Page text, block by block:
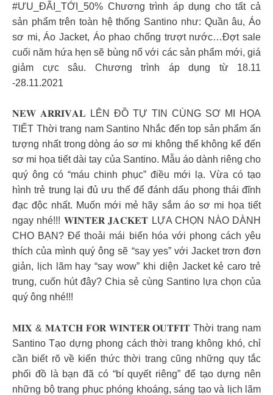
#ƯU_ĐÃI_TỚI_50% Chương trình áp dụng cho tất cả
sản phẩm trên toàn hệ thống Santino như: Quần âu, Áo
sơ mi, Áo Jacket, Áo phao chống trượt nước…Đợt sale
cuối năm hứa hẹn sẽ bùng nổ với các sản phẩm mới, giá
giảm cực sâu. Chương trình áp dụng từ 18.11
-28.11.2021
𝐍𝐄𝐖 𝐀𝐑𝐑𝐈𝐕𝐀𝐋 LÊN ĐỒ TỰ TIN CÙNG SƠ MI HỌA
TIẾT Thời trang nam Santino Nhắc đến top sản phẩm ấn
tượng nhất trong dòng áo sơ mi không thể không kể đến
sơ mi họa tiết dài tay của Santino. Mẫu áo dành riêng cho
quý ông có “máu chinh phục” điều mới lạ. Vừa có tạo
hình trẻ trung lại đủ ưu thế để đánh dấu phong thái đĩnh
đạc độc nhất. Muốn mới mẻ hãy sắm áo sơ mi họa tiết
ngay nhé!!! 𝐖𝐈𝐍𝐓𝐄𝐑 𝐉𝐀𝐂𝐊𝐄𝐓 LỰA CHỌN NÀO DÀNH
CHO BẠN? Để thoải mái biến hóa với phong cách yêu
thích của mình quý ông sẽ “say yes” với Jacket trơn đơn
giản, lịch lãm hay “say wow” khi diện Jacket kẻ caro trẻ
trung, cuốn hút đây? Chia sẻ cùng Santino lựa chọn của
quý ông nhé!!!
𝐌𝐈𝐗 & 𝐌𝐀𝐓𝐂𝐇 𝐅𝐎𝐑 𝐖𝐈𝐍𝐓𝐄𝐑 𝐎𝐔𝐓𝐅𝐈𝐓 Thời trang nam
Santino Tạo dựng phong cách thời trang không khó, chỉ
cần biết rõ về kiến thức thời trang cũng những quy tắc
phối đồ là bạn đã có “bí quyết riêng” để tạo dựng nên
những bộ trang phục phóng khoáng, sáng tạo và lịch lãm